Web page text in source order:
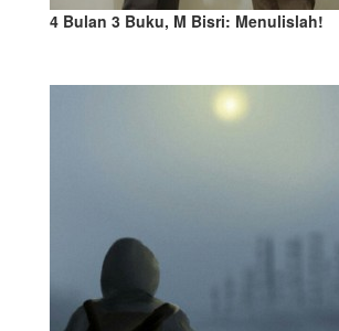
4 Bulan 3 Buku, M Bisri: Menulislah!